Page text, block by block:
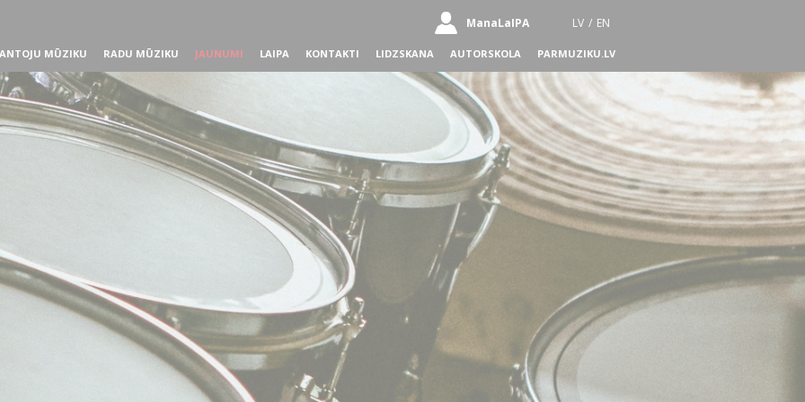
ManaLaIPA LV / EN
MŪZIKU RADU MŪZIKU JAUNUMI LAIPA KONTAKTI LIDZSKANA AUTORSKOLA PARMUZIKU.LV